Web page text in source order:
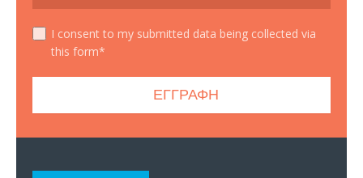
I consent to my submitted data being collected via
this form*